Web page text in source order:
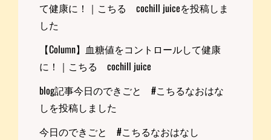
て健康に！｜こちる cochill juiceを投稿しま
した
【Column】血糖値をコントロールして健康
に！｜こちる cochill juice
blog記事今日のできごと #こちるなおはな
しを投稿しました
今日のできごと #こちるなおはなし